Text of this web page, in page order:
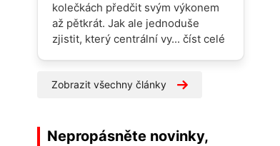
kolečkách předčit svým výkonem
až pětkrát. Jak ale jednoduše
zjistit, který centrální vy... číst celé
Zobrazit všechny články
Nepropásněte novinky,